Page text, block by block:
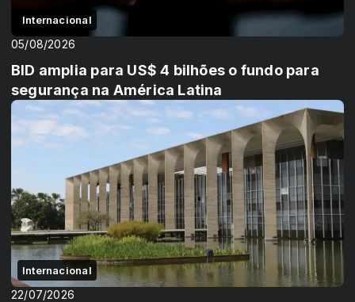
Internacional
05/08/2026
BID amplia para US$ 4 bilhões o fundo para
segurança na América Latina
Internacional
22/07/2026